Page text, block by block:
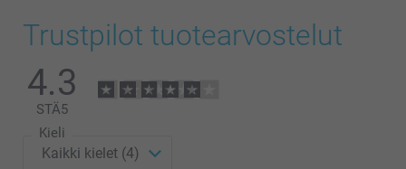
Trustpilot tuotearvostelut
4.3
STÄ5
Kieli